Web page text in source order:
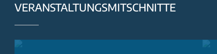
VERANSTALTUNGSMITSCHNITTE